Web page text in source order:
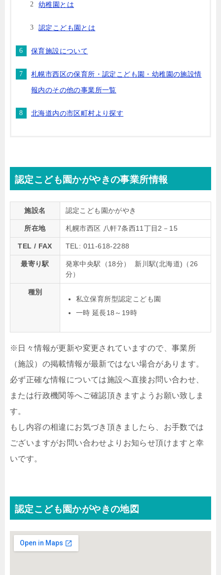
幼稚園とは
認定こども園とは
保育施設について
札幌市西区の保育所・認定こども園・幼稚園の施設情
報内のその他の事業所一覧
北海道内の市区町村より探す
認定こども園かがやきの事業所情報
施設名 認定こども園かがやき
所在地 札幌市西区 八軒7条西11丁目2－15
TEL / FAX TEL: 011-618-2288
最寄り駅
発寒中央駅（18分） 新川駅(北海道)（26
分）
種別
私立保育所型認定こども園
一時 延長18～19時
※日々情報が更新や変更されていますので、事業所
（施設）の掲載情報が最新ではない場合があります。
必ず正確な情報については施設へ直接お問い合わせ、
または行政機関等へご確認頂きますようお願い致しま
す。
もし内容の相違にお気づき頂きましたら、お手数では
ございますがお問い合わせよりお知らせ頂けますと幸
いです。
認定こども園かがやきの地図